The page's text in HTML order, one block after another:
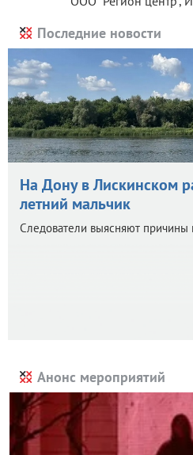
Последние новости
На Дону в Лискинском
летний мальчик
Следователи выясняют причины
Анонс мероприятий